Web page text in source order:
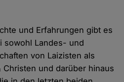
und Erfahrungen gibt es
sowohl Landes- und
von Laizisten als
und darüber hinaus